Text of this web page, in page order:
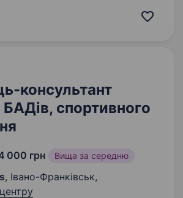
консультант
БАДів, спортивного
000 грн Вища за середню
, Івано-Франківськ,